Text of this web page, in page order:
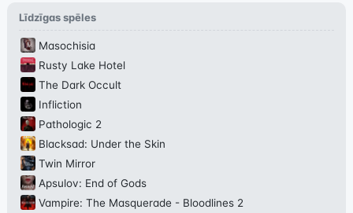
Līdzīgas spēles
Masochisia
Rusty Lake Hotel
The Dark Occult
Infliction
Pathologic 2
Blacksad: Under the Skin
Twin Mirror
Apsulov: End of Gods
Vampire: The Masquerade - Bloodlines 2